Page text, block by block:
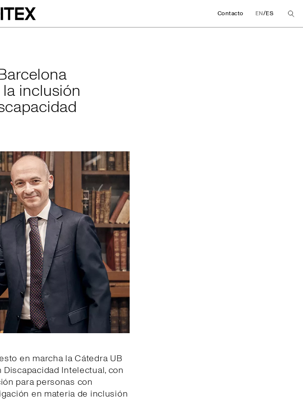
Contacto EN/ES
impulsan una
inclusión
en marcha la Cátedra UB
Intelectual, con
para personas con
en materia de inclusión